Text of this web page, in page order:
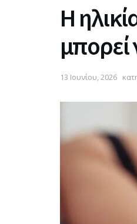
Η
μπορεί
13 Ιουνίου, 2026